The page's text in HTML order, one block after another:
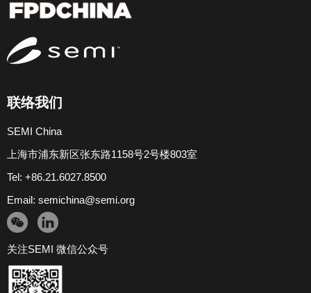
联络我们
SEMI China
上海市浦东新区张东路1158号2号楼803室
Tel: +86.21.6027.8500
Email: semichina@semi.org
关注SEMI 微信公众号